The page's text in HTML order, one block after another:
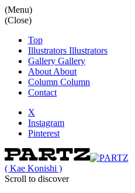
(Menu)
(Close)
Top
Illustrators Illustrators
Gallery Gallery
About About
Column Column
Contact
X
Instagram
Pinterest
( Kae Konishi )
Scroll to discover